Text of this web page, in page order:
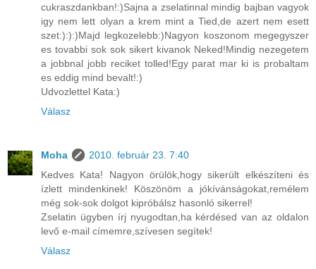
cukraszdankban!:)Sajna a zselatinnal mindig bajban vagyok
igy nem lett olyan a krem mint a Tied,de azert nem esett
szet:):):)Majd legkozelebb:)Nagyon koszonom megegyszer
es tovabbi sok sok sikert kivanok Neked!Mindig nezegetem
a jobbnal jobb reciket tolled!Egy parat mar ki is probaltam
es eddig mind bevalt!:)
Udvozlettel Kata:)
Válasz
Moha
2010. február 23. 7:40
Kedves Kata! Nagyon örülök,hogy sikerült elkészíteni és
ízlett mindenkinek! Köszönöm a jókívánságokat,remélem
még sok-sok dolgot kipróbálsz hasonló sikerrel!
Zselatin ügyben írj nyugodtan,ha kérdésed van az oldalon
levő e-mail címemre,szívesen segítek!
Válasz